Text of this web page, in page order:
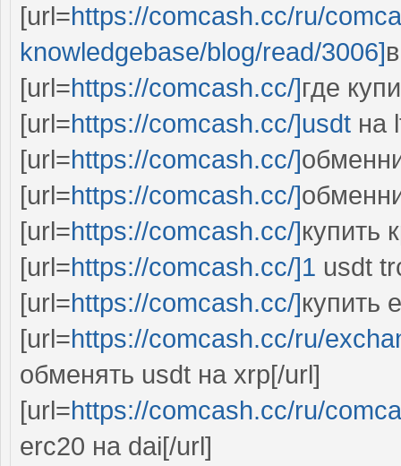
[url=https://comcash.cc/ru/
knowledgebase/blog/read/3006]
[url=https://comcash.cc/]где
[url=https://comcash.cc/]usdt на
[url=https://comcash.cc/]
[url=https://comcash.cc/]
[url=https://comcash.cc/]купить
[url=https://comcash.cc/]1 usdt
[url=https://comcash.cc/]купить
[url=https://comcash.cc/ru/
обменять usdt на xrp[/url]
[url=https://comcash.cc/ru/
erc20 на dai[/url]